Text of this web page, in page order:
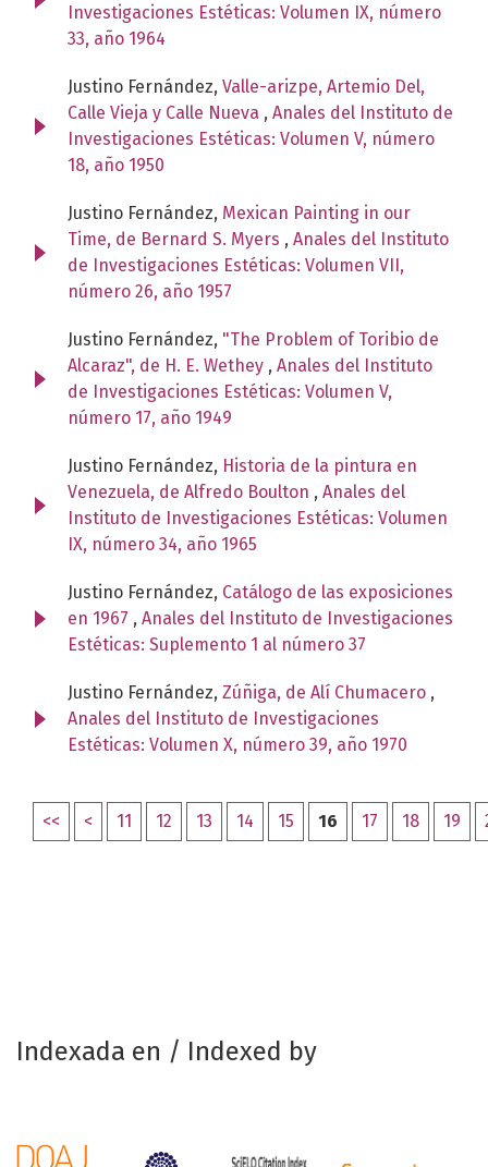
Investigaciones Estéticas: Volumen IX, número
33, año 1964
Justino Fernández, Valle-arizpe, Artemio Del,
Calle Vieja y Calle Nueva , Anales del Instituto de
Investigaciones Estéticas: Volumen V, número
18, año 1950
Justino Fernández, Mexican Painting in our
Time, de Bernard S. Myers , Anales del Instituto
de Investigaciones Estéticas: Volumen VII,
número 26, año 1957
Justino Fernández, "The Problem of Toribio de
Alcaraz", de H. E. Wethey , Anales del Instituto
de Investigaciones Estéticas: Volumen V,
número 17, año 1949
Justino Fernández, Historia de la pintura en
Venezuela, de Alfredo Boulton , Anales del
Instituto de Investigaciones Estéticas: Volumen
IX, número 34, año 1965
Justino Fernández, Catálogo de las exposiciones
en 1967 , Anales del Instituto de Investigaciones
Estéticas: Suplemento 1 al número 37
Justino Fernández, Zúñiga, de Alí Chumacero ,
Anales del Instituto de Investigaciones
Estéticas: Volumen X, número 39, año 1970
<< < 11 12 13 14 15 16 17 18 19
Indexada en / Indexed by